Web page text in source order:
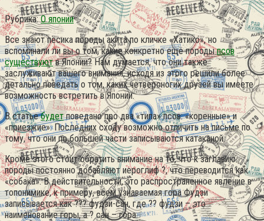
Рубрика: О японии
Все знают пёсика породы акита по кличке «Хатико», но
вспоминали ли вы о том, какие конкретно ещё породыпсов
существуютв Японии? Нам думается, что они также
заслуживают вашего внимания, исходя из этого решили более
детально поведать о том, каких четвероногих друзей вы имеете
возможность встретить в Японии.
В статьебудетповедано про два «типа» псов: «коренные» и
«приезжие». Последних сходу возможно отличить на письме по
тому, что они по большей части записываются катаканой.
Кроме этого стоит обратить внимание на то, что к заглавию
породы постоянно добавляют иероглиф ?, что переводится как
«собака».В действительности, это распространённое явление в
топонимике, к примеру, всем узнаваемая гора Фудзи
записывается как ??? фудзи-сан, где ?? фудзи – это
наименование горы, а ? сан – гора.